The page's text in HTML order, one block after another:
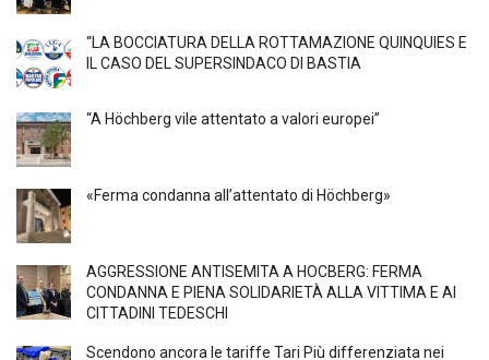
“LA BOCCIATURA DELLA ROTTAMAZIONE QUINQUIES E
IL CASO DEL SUPERSINDACO DI BASTIA
“A Höchberg vile attentato a valori europei”
«Ferma condanna all’attentato di Höchberg»
AGGRESSIONE ANTISEMITA A HÖCBERG: FERMA
CONDANNA E PIENA SOLIDARIETÀ ALLA VITTIMA E AI
CITTADINI TEDESCHI
Scendono ancora le tariffe Tari Più differenziata nei